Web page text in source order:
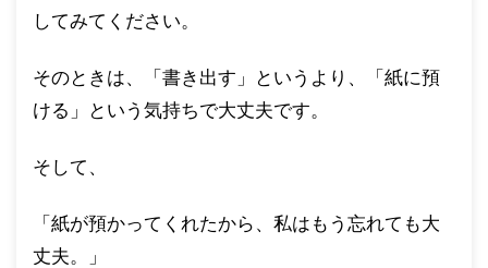
してみてください。
そのときは、「書き出す」というより、「紙に預
ける」という気持ちで大丈夫です。
そして、
「紙が預かってくれたから、私はもう忘れても大
丈夫。」